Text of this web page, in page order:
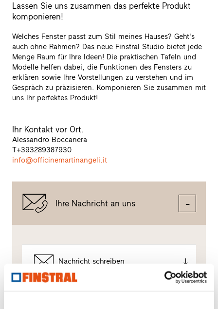
Lassen Sie uns zusammen das perfekte Produkt
komponieren!
Welches Fenster passt zum Stil meines Hauses? Geht's
auch ohne Rahmen? Das neue Finstral Studio bietet jede
Menge Raum für Ihre Ideen! Die praktischen Tafeln und
Modelle helfen dabei, die Funktionen des Fensters zu
erklären sowie Ihre Vorstellungen zu verstehen und im
Gespräch zu präzisieren. Komponieren Sie zusammen mit
uns Ihr perfektes Produkt!
Ihr Kontakt vor Ort.
Alessandro Boccanera
T+393289387930
info@officinemartinangeli.it
Ihre Nachricht an uns
Nachricht schreiben